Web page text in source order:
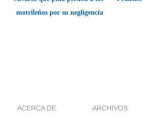
motrileños por su negligencia
ACERCA DE ARCHIVOS